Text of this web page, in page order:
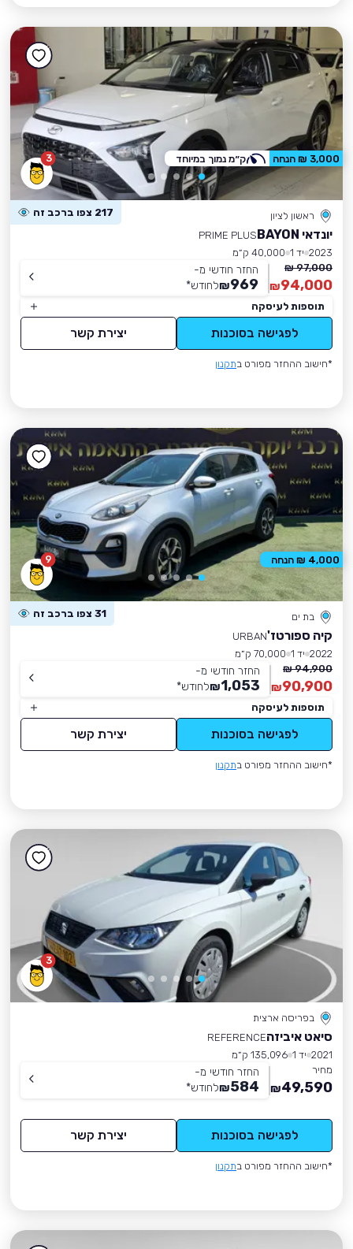
3
ראשון לציון 217 צפו ברכב זה
יונדאי BAYON
PRIME PLUS
2023 יד 1
40,000 ק״מ
97,000 ₪
94,000
₪
החזר חודשי מ-
969
₪לחודש*
תוספות לעיסקה
לפגישה בסוכנות יצירת קשר
*חישוב ההחזר מפורט בתקנון
3,000 ₪ הנחה ק״מ נמוך במיוחד
9
בת ים 31 צפו ברכב זה
קיה ספורטז'URBAN
2022 יד 1
70,000 ק״מ
94,900 ₪
90,900
₪
החזר חודשי מ-
1,053
₪לחודש*
תוספות לעיסקה
לפגישה בסוכנות יצירת קשר
*חישוב ההחזר מפורט בתקנון
4,000 ₪ הנחה
3
בפריסה ארצית
סיאט איביזהREFERENCE
2021 יד 1
135,096 ק״מ
מחיר
49,590
₪
החזר חודשי מ-
584
₪לחודש*
לפגישה בסוכנות יצירת קשר
*חישוב ההחזר מפורט בתקנון